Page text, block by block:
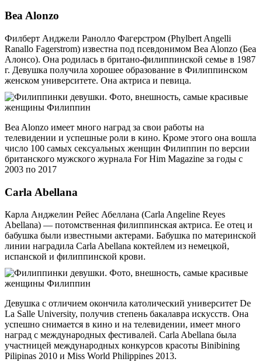
Bea Alonzo
Филберт Анджели Ранолло Фагерстром (Phylbert Angelli
Ranallo Fagerstrom) известна под псевдонимом Bea Alonzo (Беа
Алонсо). Она родилась в британо-филиппинской семье в 1987
г. Девушка получила хорошее образование в Филиппинском
женском университете. Она актриса и певица.
Bea Alonzo имеет много наград за свои работы на
телевидении и успешные роли в кино. Кроме этого она вошла
число 100 самых сексуальных женщин Филиппин по версии
британского мужского журнала For Him Magazine за годы с
2003 по 2017
Carla Abellana
Карла Анджелин Рейес Абеллана (Carla Angeline Reyes
Abellana) — потомственная филиппинская актриса. Ее отец и
бабушка были известными актерами. Бабушка по материнской
линии наградила Carla Abellana коктейлем из немецкой,
испанской и филиппинской крови.
Девушка с отличием окончила католический университет De
La Salle University, получив степень бакалавра искусств. Она
успешно снимается в кино и на телевидении, имеет много
наград с международных фестивалей. Carla Abellana была
участницей международных конкурсов красоты Binibining
Pilipinas 2010 и Miss World Philippines 2013.